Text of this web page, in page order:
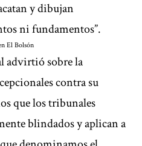
y dibujan
ni fundamentos”.
El Bolsón
advirtió sobre la
contra su
que los tribunales
blindados y aplican a